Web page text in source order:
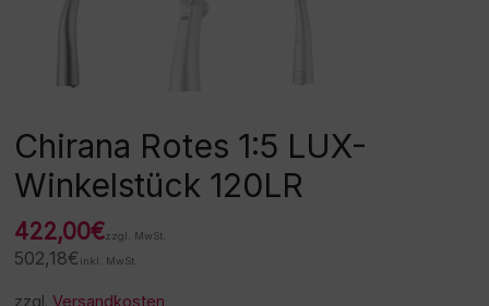
Chirana Rotes 1:5 LUX-
Winkelstück 120LR
422,00€zzgl. MwSt.
502,18€ inkl. MwSt.
zzgl.Versandkosten